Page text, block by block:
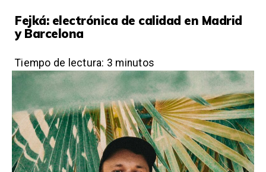
e
b
o
k
t
r
t
p
p
Fejká: electrónica de calidad en Madrid
y Barcelona
Tiempo de lectura: 3 minutos